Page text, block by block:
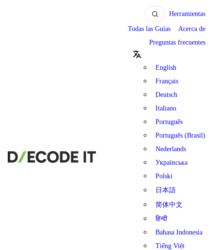
Herramientas
Todas las Guías
Acerca de
Preguntas frecuentes
English
Français
Deutsch
Italiano
Português
Português (Brasil)
Nederlands
Українська
Polski
日本語
简体中文
हिन्दी
Bahasa Indonesia
Tiếng Việt